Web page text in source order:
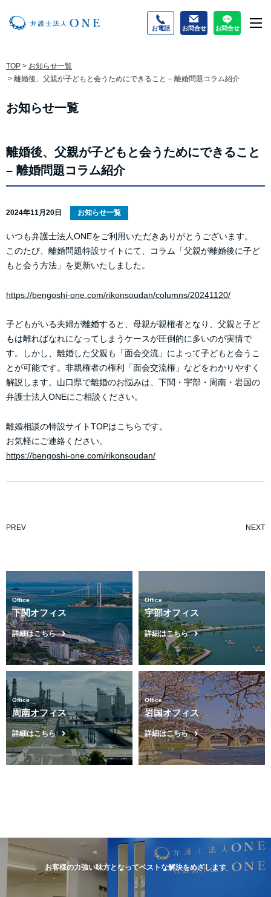
お電話 お問合せ お問合せ
TOP > お知らせ一覧
> 離婚後、父親が子どもと会うためにできること – 離婚問題コラム紹介
お知らせ一覧
離婚後、父親が子どもと会うためにできること
– 離婚問題コラム紹介
2024年11月20日 お知らせ一覧
いつも弁護士法人ONEをご利用いただきありがとうございます。
このたび、離婚問題特設サイトにて、コラム「父親が離婚後に子ど
もと会う方法」を更新いたしました。
https://bengoshi-one.com/rikonsoudan/columns/20241120/
子どもがいる夫婦が離婚すると、母親が親権者となり、父親と子ど
もは離ればなれになってしまうケースが圧倒的に多いのが実情で
す。しかし、離婚した父親も「面会交流」によって子どもと会うこ
とが可能です。非親権者の権利「面会交流権」などをわかりやすく
解説します。山口県で離婚のお悩みは、下関・宇部・周南・岩国の
弁護士法人ONEにご相談ください。
離婚相談の特設サイトTOPはこちらです。
お気軽にご連絡ください。
https://bengoshi-one.com/rikonsoudan/
PREV NEXT
Office
下関オフィス
詳細はこちら
Office
宇部オフィス
詳細はこちら
Office
周南オフィス
詳細はこちら
Office
岩国オフィス
詳細はこちら
お客様の力強い味方となってベストな解決をめざします